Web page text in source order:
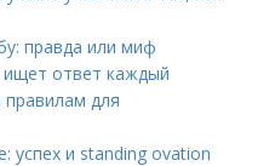
правда или миф
ищет ответ каждый
для
успех и standing ovation